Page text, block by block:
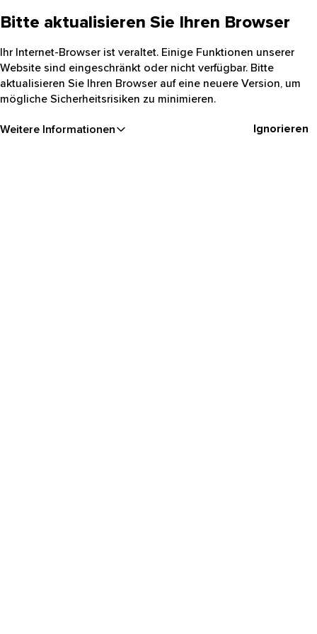
Bitte aktualisieren Sie Ihren Browser
Ihr Internet-Browser ist veraltet. Einige Funktionen unserer
Website sind eingeschränkt oder nicht verfügbar. Bitte
aktualisieren Sie Ihren Browser auf eine neuere Version, um
mögliche Sicherheitsrisiken zu minimieren.
Weitere Informationen Ignorieren